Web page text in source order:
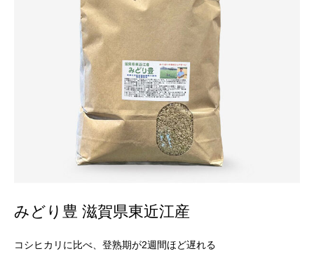
みどり豊 滋賀県東近江産
コシヒカリに比べ、登熟期が2週間ほど遅れる